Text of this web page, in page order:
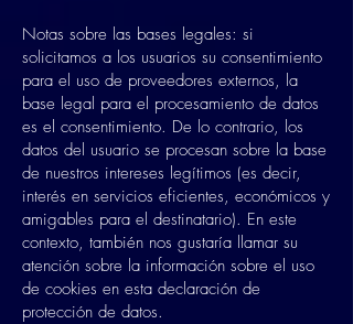
Notas sobre las bases legales: si
solicitamos a los usuarios su consentimiento
para el uso de proveedores externos, la
base legal para el procesamiento de datos
es el consentimiento. De lo contrario, los
datos del usuario se procesan sobre la base
de nuestros intereses legítimos (es decir,
interés en servicios eficientes, económicos y
amigables para el destinatario). En este
contexto, también nos gustaría llamar su
atención sobre la información sobre el uso
de cookies en esta declaración de
protección de datos.